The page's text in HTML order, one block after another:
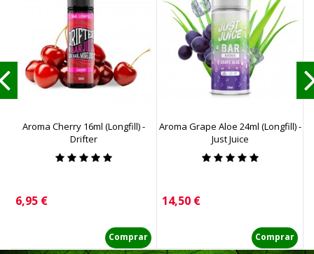
Aroma Cherry 16ml (Longfill) -
Drifter
Precio
6,95 €
Comprar
Aroma Grape Aloe 24ml (Longfill) -
Just Juice
Precio
14,50 €
Comprar